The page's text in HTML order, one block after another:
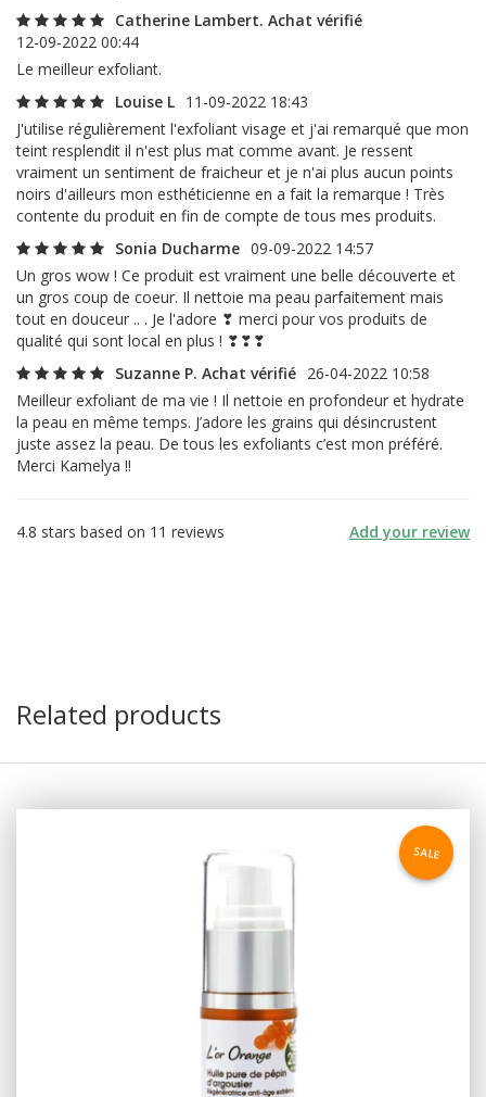
Catherine Lambert. Achat vérifié
12-09-2022 00:44
Le meilleur exfoliant.
Louise L 11-09-2022 18:43
J'utilise régulièrement l'exfoliant visage et j'ai remarqué que mon
teint resplendit il n'est plus mat comme avant. Je ressent
vraiment un sentiment de fraicheur et je n'ai plus aucun points
noirs d'ailleurs mon esthéticienne en a fait la remarque ! Très
contente du produit en fin de compte de tous mes produits.
Sonia Ducharme 09-09-2022 14:57
Un gros wow ! Ce produit est vraiment une belle découverte et
un gros coup de coeur. Il nettoie ma peau parfaitement mais
tout en douceur .. . Je l'adore ❣ merci pour vos produits de
qualité qui sont local en plus ! ❣❣❣
Suzanne P. Achat vérifié 26-04-2022 10:58
Meilleur exfoliant de ma vie ! Il nettoie en profondeur et hydrate
la peau en même temps. J’adore les grains qui désincrustent
juste assez la peau. De tous les exfoliants c’est mon préféré.
Merci Kamelya !!
Add your review
4.8 stars based on 11 reviews
Related products
SALE